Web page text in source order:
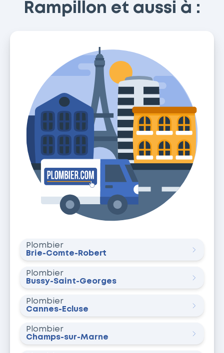
Rampillon et aussi à :
Plombier
Brie-Comte-Robert
Plombier
Bussy-Saint-Georges
Plombier
Cannes-Écluse
Plombier
Champs-sur-Marne